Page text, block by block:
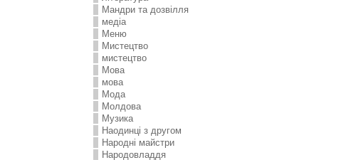
Мандри та дозвілля
медіа
Меню
Мистецтво
мистецтво
Мова
мова
Мода
Молдова
Музика
Наодинці з другом
Народні майстри
Народовладдя